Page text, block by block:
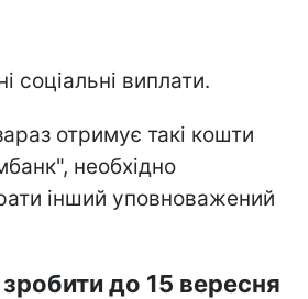
соціальні виплати.
отримує такі кошти
необхідно
інший уповноважений
до 15 вересня